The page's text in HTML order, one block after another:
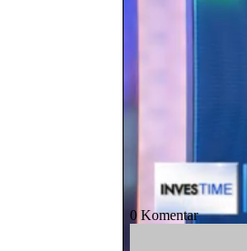
Simak